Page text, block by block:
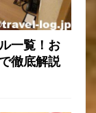
一覧！お
徹底解説